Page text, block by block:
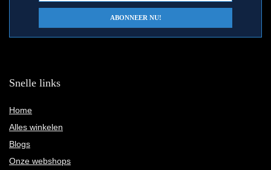
Snelle links
Home
Alles winkelen
Blogs
Onze webshops